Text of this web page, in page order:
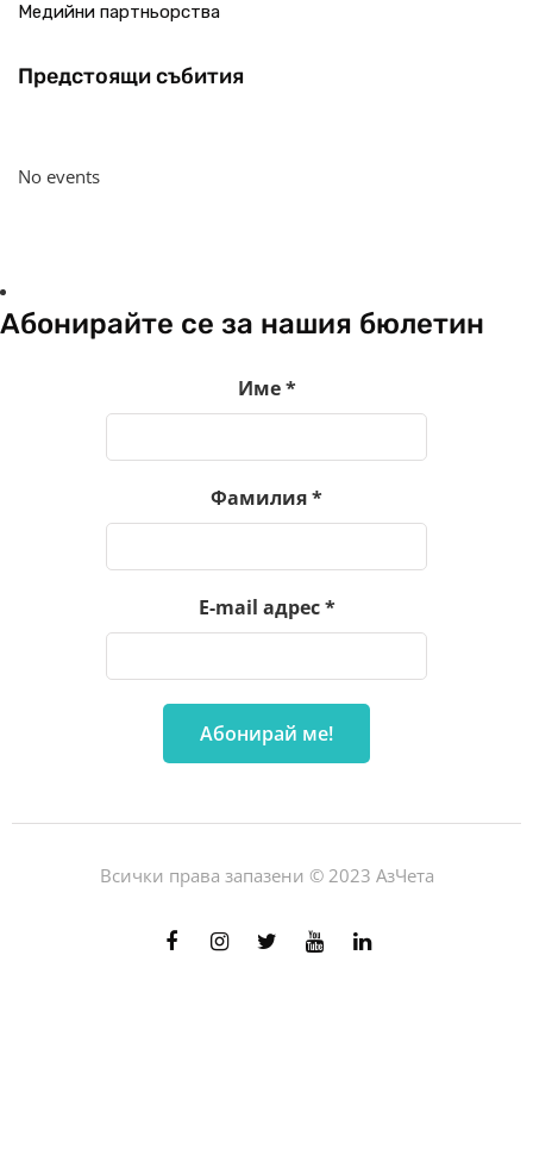
Медийни партньорства
Предстоящи събития
No events
Абонирайте се за нашия бюлетин
Име*
Фамилия*
E-mail адрес*
Всички права запазени © 2023 АзЧета